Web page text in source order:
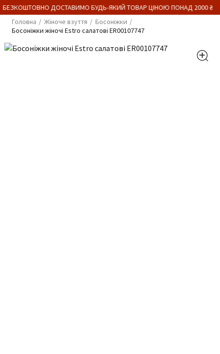
ДОСТАВИМО БУДЬ-ЯКИЙ ТОВАР ЦІНОЮ ПОНАД 2000 ₴
Головна
Жіноче взуття
Босоніжки
Босоніжки жіночі Estro салатові ER00107747